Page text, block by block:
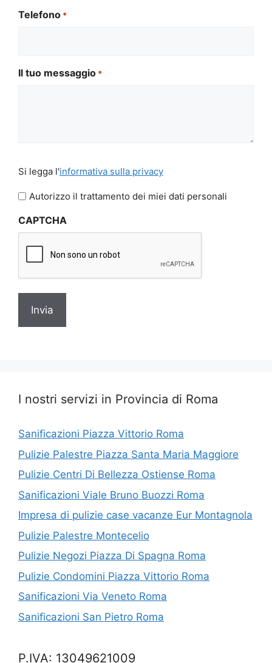
Telefono *
Il tuo messaggio *
legga
l'informativa
privacy
Si legga l'informativa sulla privacy
Autorizzo il trattamento dei miei dati personali
CAPTCHA
I nostri servizi in Provincia di Roma
Sanificazioni Piazza Vittorio Roma
Pulizie Palestre Piazza Santa Maria Maggiore
Pulizie Centri Di Bellezza Ostiense Roma
Sanificazioni Viale Bruno Buozzi Roma
Impresa di pulizie case vacanze Eur Montagnola
Pulizie Palestre Montecelio
Pulizie Negozi Piazza Di Spagna Roma
Pulizie Condomini Piazza Vittorio Roma
Sanificazioni Via Veneto Roma
Sanificazioni San Pietro Roma
P.IVA: 13049621009